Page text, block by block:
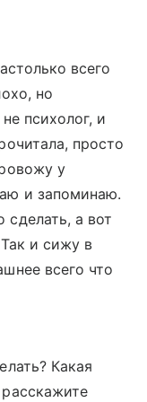
всего
но
психолог, и
просто
у
и запоминаю.
а вот
и сижу в
всего что
Какая